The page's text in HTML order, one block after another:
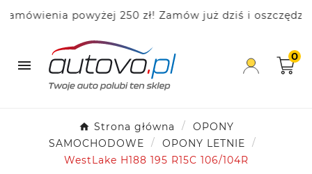
powyżej 250 zł! Zamów już dziś i oszczędzaj!

0
Strona główna
OPONY
SAMOCHODOWE
OPONY LETNIE
WestLake H188 195 R15C 106/104R